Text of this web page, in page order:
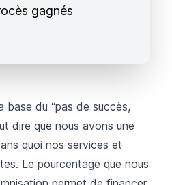
gagnés
base du “pas de succès,
dire que nous avons une
quoi nos services et
Le pourcentage que nous